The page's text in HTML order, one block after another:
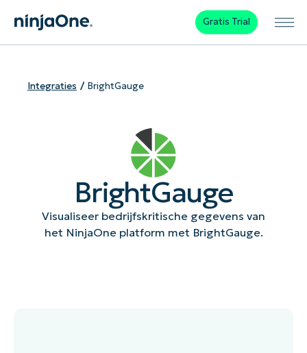
Gratis Trial
Integraties BrightGauge
BrightGauge
Visualiseer bedrijfskritische gegevens van
het NinjaOne platform met BrightGauge.